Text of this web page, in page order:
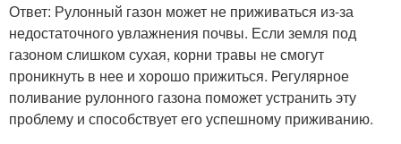
Ответ: Рулонный газон может не приживаться из-за
недостаточного увлажнения почвы. Если земля под
газоном слишком сухая, корни травы не смогут
проникнуть в нее и хорошо прижиться. Регулярное
поливание рулонного газона поможет устранить эту
проблему и способствует его успешному приживанию.